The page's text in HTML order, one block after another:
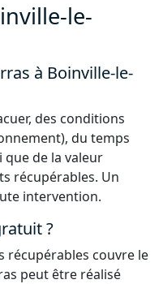
le-
à Boinville-le-
des conditions
du temps
de la valeur
récupérables. Un
intervention.
?
récupérables couvre le
peut être réalisé